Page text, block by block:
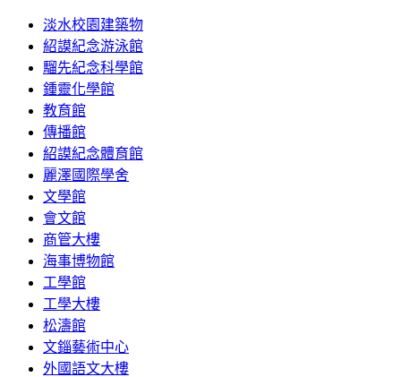
淡水校園建築物
紹謨紀念游泳館
騮先紀念科學館
鍾靈化學館
教育館
傳播館
紹謨紀念體育館
麗澤國際學舍
文學館
會文館
商管大樓
海事博物館
工學館
工學大樓
松濤館
文錙藝術中心
外國語文大樓